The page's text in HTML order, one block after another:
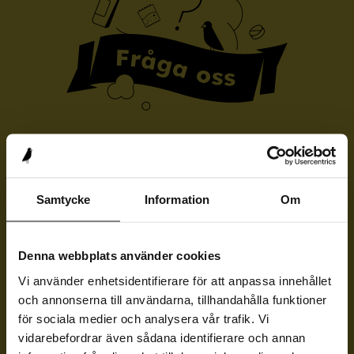
Samtycke Information Om
Denna webbplats använder cookies
Vi använder enhetsidentifierare för att anpassa innehållet
och annonserna till användarna, tillhandahålla funktioner
för sociala medier och analysera vår trafik. Vi
vidarebefordrar även sådana identifierare och annan
Ställ en fråga anonymt!
Du som är 13–19 år, om du inte hittar
svar på din fråga kan du ställa den här.
Sommaruppehåll!
Mellan den 26 juni och 11 augusti har vi